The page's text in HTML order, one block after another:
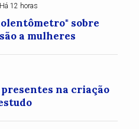
Há 12 horas
sobre
a mulheres
presentes na criação